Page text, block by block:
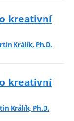
kreativní
Králík, Ph.D.
kreativní
Králík, Ph.D.